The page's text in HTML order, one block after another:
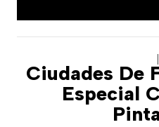
Ciudades De
Especial